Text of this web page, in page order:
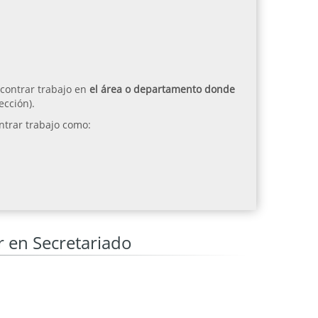
trabajo en el área o departamento donde
trabajo como:
en Secretariado